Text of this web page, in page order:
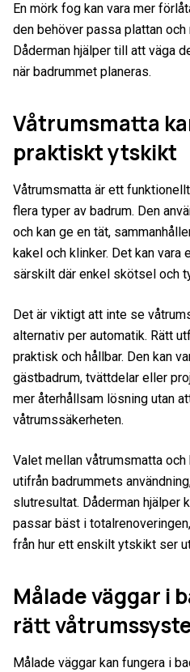
En mörk fog kan vara mer
den behöver passa plattan
Dåderman hjälper till att väga
när badrummet planeras.
Våtrumsmatta
praktiskt ytskikt
Våtrumsmatta är ett
flera typer av badrum. Den
och kan ge en tät,
kakel och klinker. Det kan vara
särskilt där enkel skötsel och
Det är viktigt att inte se
alternativ per automatik. Rätt
praktisk och hållbar. Den kan
gästbadrum, tvättdelar eller
mer återhållsam lösning utan
våtrumssäkerheten.
Valet mellan våtrumsmatta
utifrån badrummets
slutresultat. Dåderman hjälper
passar bäst i
från hur ett enskilt ytskikt ser
Målade väggar i
rätt
Målade väggar kan fungera i